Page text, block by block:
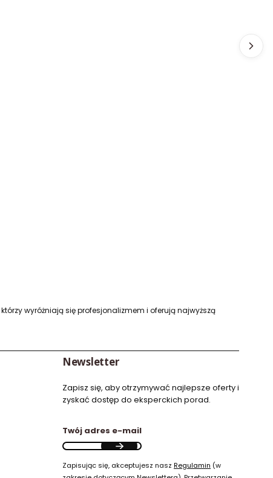
wyróżniają się profesjonalizmem i oferują najwyższą
Newsletter
Zapisz się, aby otrzymywać najlepsze oferty i
zyskać dostęp do eksperckich porad.
Twój adres e-mail
Zapisując się, akceptujesz nasz Regulamin (w